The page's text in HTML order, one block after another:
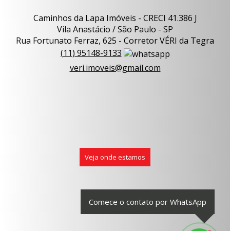
Caminhos da Lapa Imóveis - CRECI 41.386 J
Vila Anastácio / São Paulo - SP
Rua Fortunato Ferraz, 625 - Corretor VÉRI da Tegra
(11) 95148-9133
veri.imoveis@gmail.com
Veja onde estamos
Comece o contato por WhatsApp